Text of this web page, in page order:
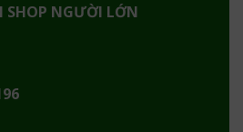
SHOP NGƯỜI LỚN